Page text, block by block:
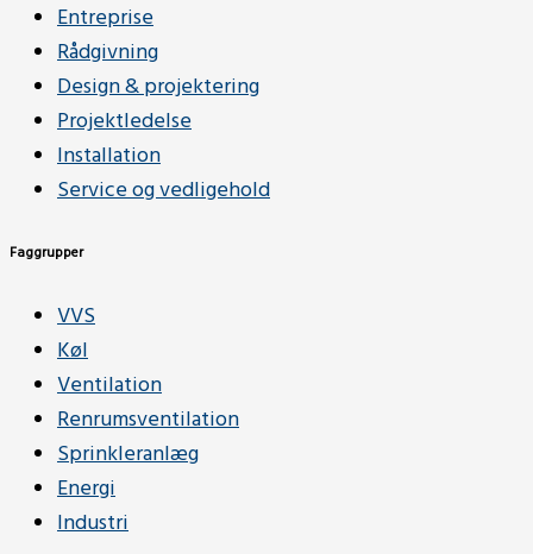
Entreprise
Rådgivning
Design & projektering
Projektledelse
Installation
Service og vedligehold
Faggrupper
VVS
Køl
Ventilation
Renrumsventilation
Sprinkleranlæg
Energi
Industri